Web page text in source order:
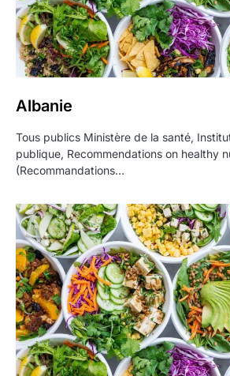
Albanie
Tous publics Ministère de la santé,
publique, Recommendations on healthy
(Recommandations…